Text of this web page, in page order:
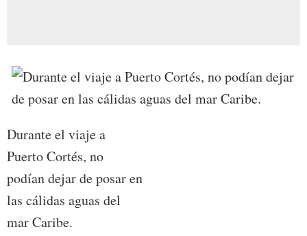
Durante el viaje a
Puerto Cortés, no
podían dejar de posar en
las cálidas aguas del
mar Caribe.